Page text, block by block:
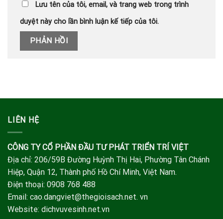
Lưu tên của tôi, email, và trang web trong trình
duyệt này cho lần bình luận kế tiếp của tôi.
LIÊN HỆ
CÔNG TY CỔ PHẦN ĐẦU TƯ PHÁT TRIỂN TRÍ VIỆT
Địa chỉ: 206/59B Đường Huỳnh Thị Hai, Phường Tân Chánh
Hiệp, Quận 12, Thành phố Hồ Chí Minh, Việt Nam.
Điện thoại: 0908 768 488
Email: cao.dangviet@thegioisach.net. vn
Website: dichvuvesinh.net.vn